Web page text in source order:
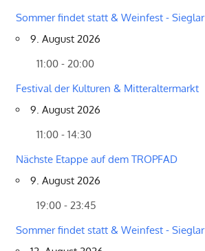
Sommer findet statt & Weinfest - Sieglar
9. August 2026
11:00 - 20:00
Festival der Kulturen & Mitteraltermarkt
9. August 2026
11:00 - 14:30
Nächste Etappe auf dem TROPFAD
9. August 2026
19:00 - 23:45
Sommer findet statt & Weinfest - Sieglar